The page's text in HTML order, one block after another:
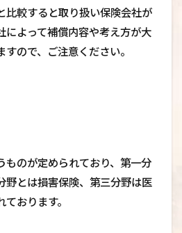
比較すると取り扱い保険会社が
によって補償内容や考え方が大
ので、ご注意ください。
ものが定められており、第一分
野とは損害保険、第三分野は医
おります。